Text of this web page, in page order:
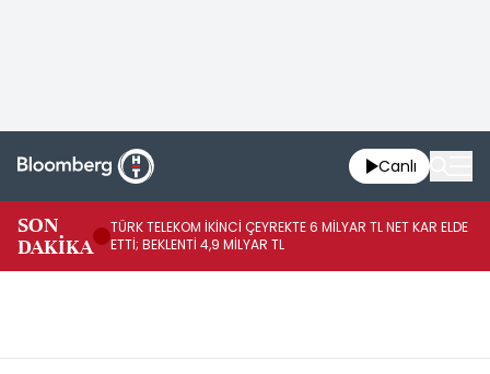
Canlı
SON
DAKİKA
TÜRK TELEKOM İKİNCİ ÇEYREKTE 6 MİLYAR TL NET KAR ELDE
ETTİ; BEKLENTİ 4,9 MİLYAR TL